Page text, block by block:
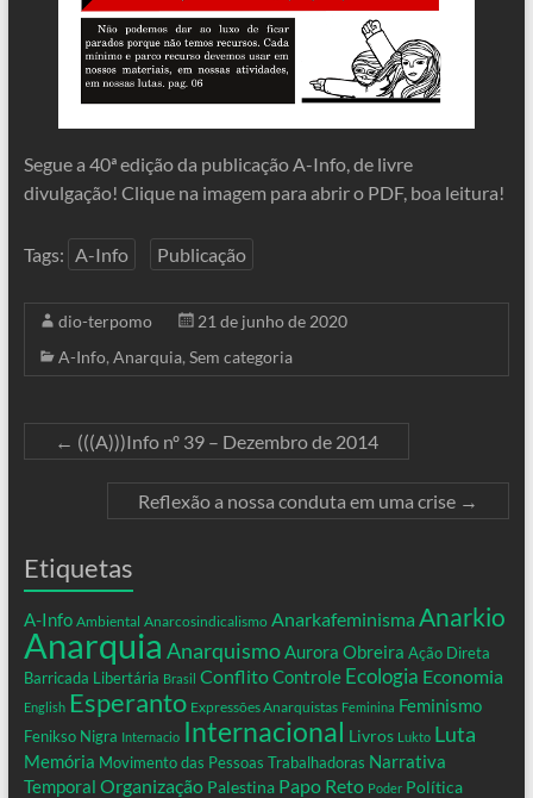
Segue a 40ª edição da publicação A-Info, de livre
divulgação! Clique na imagem para abrir o PDF, boa leitura!
Tags: A-Info Publicação
dio-terpomo
21 de junho de 2020
A-Info, Anarquia, Sem categoria
← (((A)))Info nº 39 – Dezembro de 2014
Reflexão a nossa conduta em uma crise →
Etiquetas
A-Info Ambiental Anarcosindicalismo Anarkafeminisma Anarkio
Anarquia AnarquismoAurora Obreira Ação Direta
Barricada Libertária Brasil ConflitoControle Ecologia Economia
English Esperanto Expressões Anarquistas Feminina Feminismo
Fenikso Nigra Internacio Internacional Livros Lukto Luta
Memória Movimento das Pessoas Trabalhadoras Narrativa
Temporal Organização Palestina Papo Reto Poder Política